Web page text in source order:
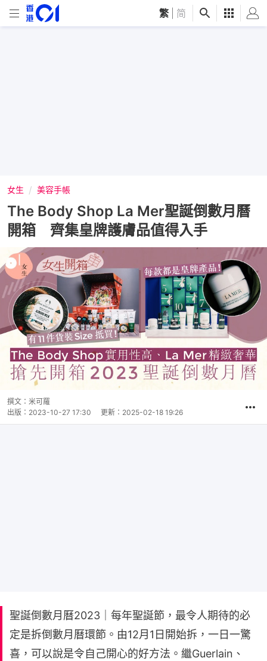
繁 简
女生 美容手帳
The Body Shop La Mer聖誕倒數月曆
開箱 齊集皇牌護膚品值得入手
撰文： 米可羅
出版： 2023-10-27 17:30 更新： 2025-02-18 19:26
聖誕倒數月曆2023｜每年聖誕節，最令人期待的必
定是拆倒數月曆環節。由12月1日開始拆，一日一驚
喜，可以說是令自己開心的好方法。繼Guerlain、